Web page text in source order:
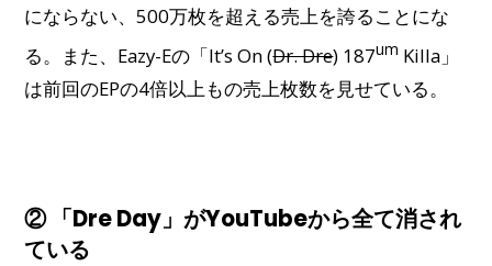
にならない、500万枚を超える売上を誇ることにな
る。また、Eazy-Eの「It’s On (Dr. Dre) 187um Killa」
は前回のEPの4倍以上もの売上枚数を見せている。
② 「Dre Day」がYouTubeから全て消され
ている